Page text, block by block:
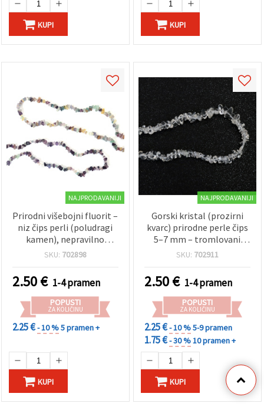
KUPI KUPI
NAJPRODAVANIJI
Prirodni višebojni fluorit –
niz čips perli (poludragi
kamen), nepravilno
tromlovane, 5–7 mm, ~80
za izradu nakita
SKU: 702898
2.50€ 1-4 pramen
POPUSTI
ZA KOLIČINU
2.25 €- 10 %5 pramen +
KUPI
NAJPRODAVANIJI
Gorski kristal (prozirni
kvarc) prirodne perle čips
5–7 mm – tromlovani
nepravilni komadići,
izradu nakita, perlanje i
DIY rukotvorine
SKU: 702911
2.50€ 1-4 pramen
POPUSTI
ZA KOLIČINU
2.25 €- 10 %5-9 pramen
1.75 €- 30 %10 pramen +
KUPI